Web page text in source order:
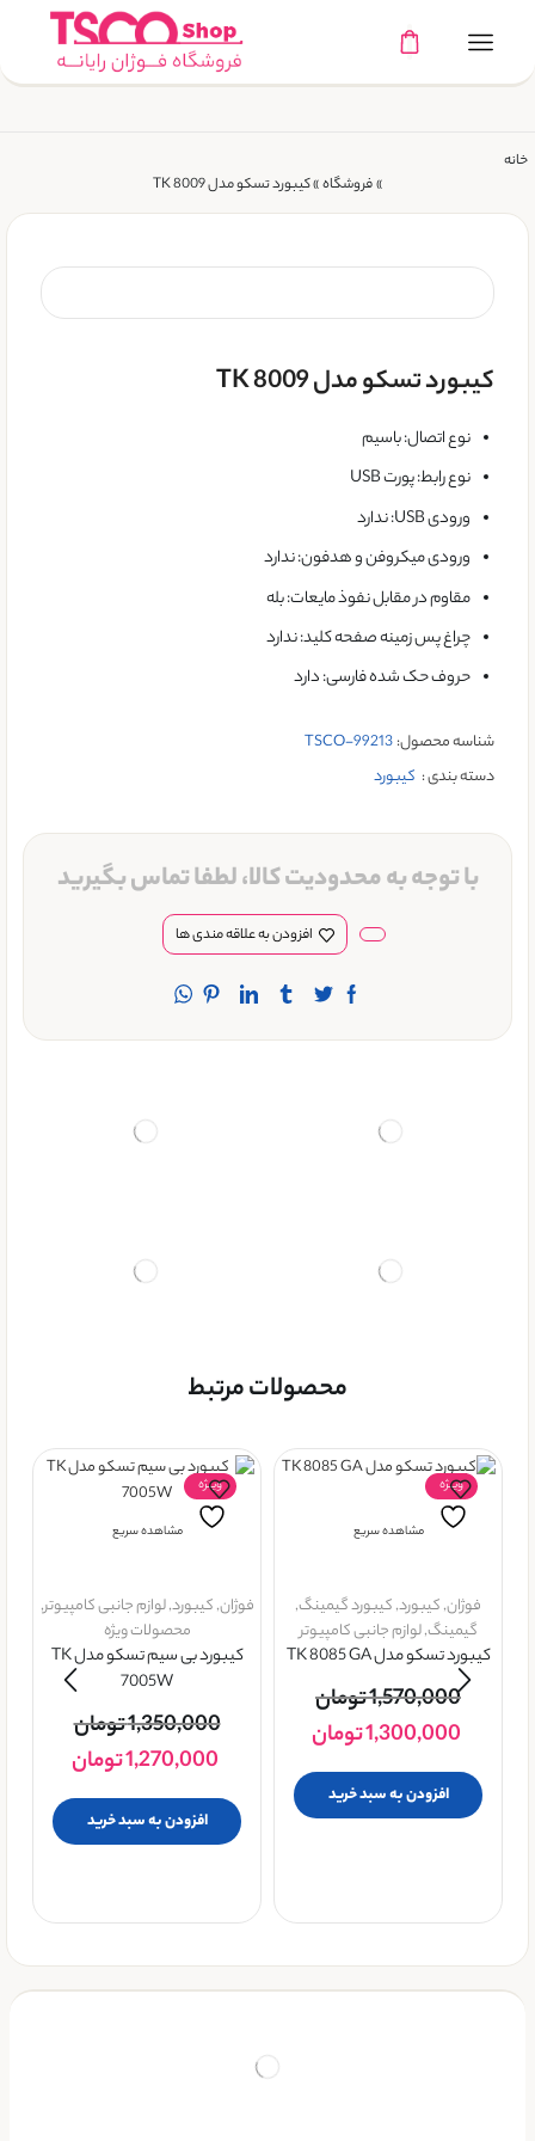
خانه
»فروشگاه»کیبورد تسکو مدل TK 8009
کیبورد تسکو مدل TK 8009
نوع اتصال: باسیم
نوع رابط: پورت USB
ورودی USB: ندارد
ورودی میکروفن و هدفون: ندارد
مقاوم در مقابل نفوذ مایعات: بله
چراغ‌ پس زمینه صفحه کلید: ندارد
حروف حک شده فارسی: دارد
شناسه محصول:TSCO-99213
دسته بندی : کيبورد
با توجه به محدودیت کالا، لطفا تماس بگیرید
افزودن به علاقه مندی ها
محصولات مرتبط
ویــژه
مشاهده سریع
فوژان,کيبورد,کیبورد گیمینگ,
گیمینگ,لوازم جانبی کامپیوتر
کیبورد تسکو مدل TK 8085 GA
1,570,000تومان
1,300,000تومان
افزودن به سبد خرید
ویــژه
مشاهده سریع
فوژان,کيبورد,لوازم جانبی کامپیوتر,
محصولات ویژه
کیبورد بی سیم تسکو مدل TK
7005W
1,350,000تومان
1,270,000تومان
افزودن به سبد خرید